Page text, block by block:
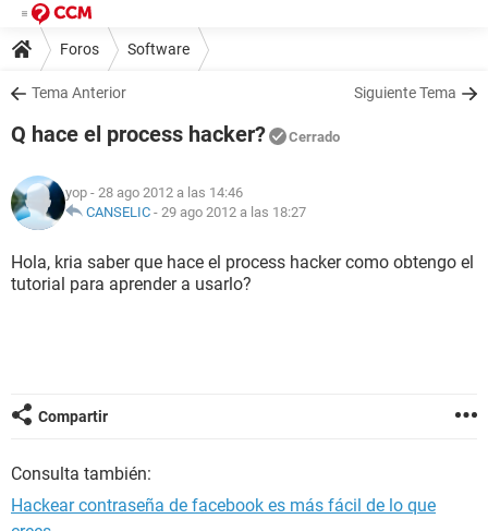
Foros Software
Tema Anterior Siguiente Tema
Q hace el process hacker? Cerrado
yop - 28 ago 2012 a las 14:46
CANSELIC - 29 ago 2012 a las 18:27
Hola, kria saber que hace el process hacker como obtengo el
tutorial para aprender a usarlo?
Compartir
Consulta también:
Hackear contraseña de facebook es más fácil de lo que